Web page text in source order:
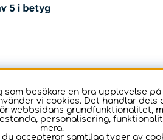
som besökare en bra upplevelse på
vi cookies. Det handlar dels
webbsidans grundfunktionalitet,
personalisering,
mera.
accepterar samtliga typer av